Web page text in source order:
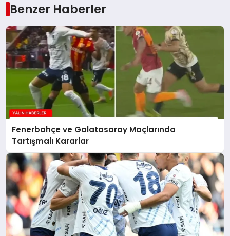
Benzer Haberler
Fenerbahçe ve Galatasaray Maçlarında
Tartışmalı Kararlar